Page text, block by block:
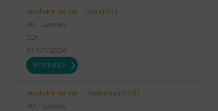
Auxiliaire de vie - Dax (H/F)
40 - Landes
CDI
31/07/2026
POSTULER
Auxiliaire de vie - Hagetmau (H/F)
40 - Landes